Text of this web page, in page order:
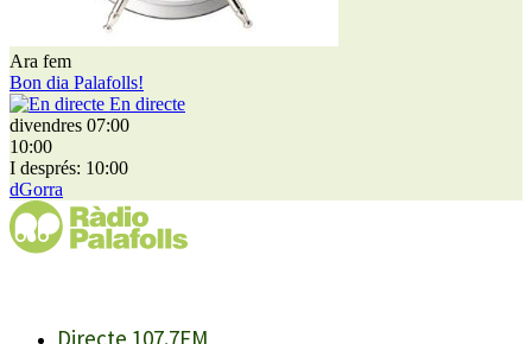
Ara fem
Bon dia Palafolls!
En directe
divendres 07:00
10:00
I després: 10:00
dGorra
Directe 107.7FM